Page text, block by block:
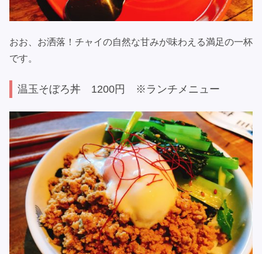
おお、お洒落！チャイの自然な甘みが味わえる満足の一杯
です。
温玉そぼろ丼 1200円 ※ランチメニュー